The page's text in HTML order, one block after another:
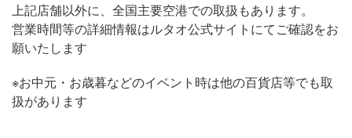
上記店舗以外に、全国主要空港での取扱もあります。
営業時間等の詳細情報はルタオ公式サイトにてご確認をお
願いたします
※お中元・お歳暮などのイベント時は他の百貨店等でも取
扱があります